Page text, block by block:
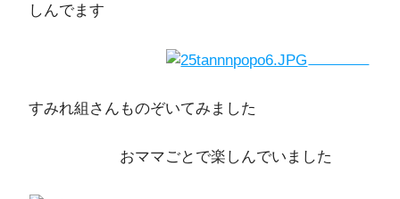
しんでます
すみれ組さんものぞいてみました
おママごとで楽しんでいました